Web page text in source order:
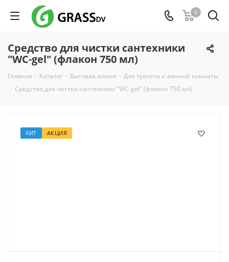
0
Средство для чистки сантехники
"WC-gel" (флакон 750 мл)
Главная - Каталог - Бытовая химия - Для туалета и ванной комнаты
- Средство для чистки сантехники "WC-gel" (флакон 750 мл)
ХИТ АКЦИЯ